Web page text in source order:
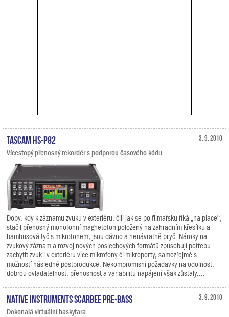
3. 9. 2010
TASCAM HS-P82
Vícestopý přenosný rekordér s podporou časového kódu.
Doby, kdy k záznamu zvuku v exteriéru, čili jak se po filmařsku říká „na place“,
stačil přenosný monofonní magnetofon položený na zahradním křesílku a
bambusová tyč s mikrofonem, jsou dávno a nenávratně pryč. Nároky na
zvukový záznam a rozvoj nových poslechových formátů způsobují potřebu
zachytit zvuk i v exteriéru více mikrofony či mikroporty, samozřejmě s
možností následné postprodukce. Nekompromisní požadavky na odolnost,
dobrou ovladatelnost, přenosnost a variabilitu napájení však zůstaly....
3. 9. 2010
Native Instruments SCARBEE PRE-BASS
Dokonalá virtuální baskytara.